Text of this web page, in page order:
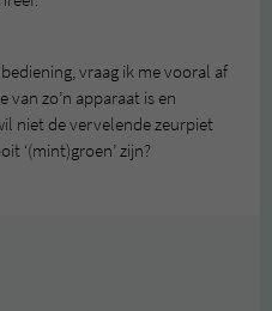
vraag ik me vooral af
zo’n apparaat is en
niet de vervelende zeurpiet
‘(mint)groen’ zijn?